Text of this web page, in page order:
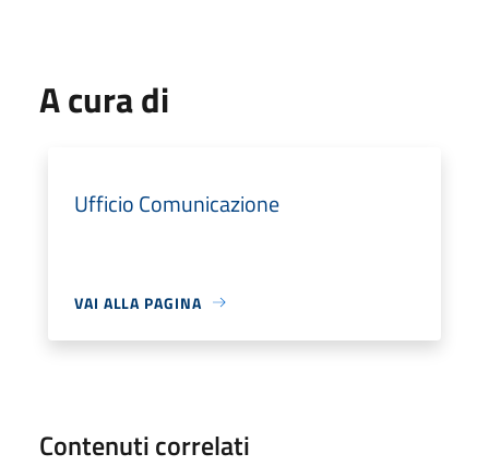
A cura di
Ufficio Comunicazione
VAI ALLA PAGINA
Contenuti correlati